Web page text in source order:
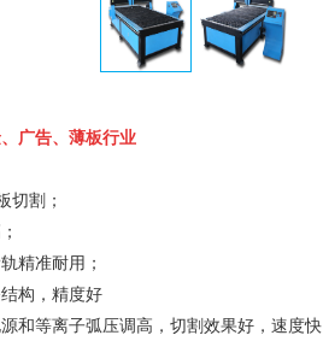
广告、薄板行业
切割；
精准耐用；
构，精度好
和等离子弧压调高 ，切割效果好，速度快